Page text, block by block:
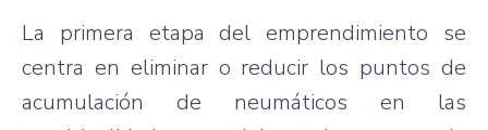
La primera etapa del emprendimiento se
centra en eliminar o reducir los puntos de
acumulación de neumáticos en las